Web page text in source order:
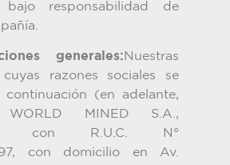
bajo responsabilidad de
generales: Nuestras
cuyas razones sociales se
continuación (en adelante,
WORLD MINED S.A.,
con R.U.C. N°
con domicilio en Av.